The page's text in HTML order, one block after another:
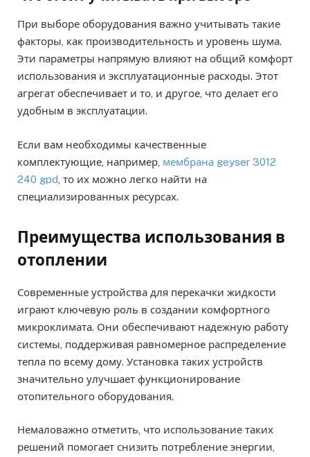
При выборе оборудования важно учитывать такие
факторы, как производительность и уровень шума.
Эти параметры напрямую влияют на общий комфорт
использования и эксплуатационные расходы. Этот
агрегат обеспечивает и то, и другое, что делает его
удобным в эксплуатации.
Если вам необходимы качественные
комплектующие, например, мембрана geyser 3012
240 gpd , то их можно легко найти на
специализированных ресурсах.
Преимущества использования в
отоплении
Современные устройства для перекачки жидкости
играют ключевую роль в создании комфортного
микроклимата. Они обеспечивают надежную работу
системы, поддерживая равномерное распределение
тепла по всему дому. Установка таких устройств
значительно улучшает функционирование
отопительного оборудования.
Немаловажно отметить, что использование таких
решений помогает снизить потребление энергии,